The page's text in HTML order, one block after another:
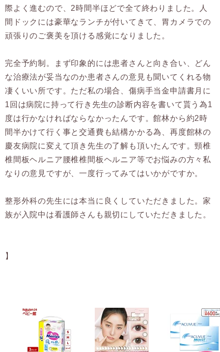
際よく進むので、2時間半ほどで全て終わりました。人
間ドックには豪華なランチが付いてきて、胃カメラでの
頑張りのご褒美を頂ける感覚になりました。
完全予約制。まず印象的には患者さんと向き合い、どん
な治療法が妥当なのか患者さんの意見も聞いてくれる物
凄くいい所です。ただ私の場合、傷病手当金申請書月に
1回は病院に持って行き先生の診断内容を書いて貰う為1
度は行かなければならなかったんです。館林から約2時
間半かけて行く事と交通費も結構かかる為、再度館林の
慶友病院に変えて頂き先生の了解も頂いたんです。頸椎
椎間板ヘルニア腰椎椎間板ヘルニア等でお悩みの方々私
なりの意見ですが、一度行ってみてはいかがですか。
整形外科の先生には本当に良くしていただきました。家
族が入院中は看護師さんも親切にしていただきました。
】